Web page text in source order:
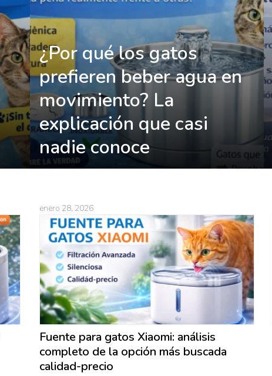
¿Por qué los gatos
prefieren beber agua en
movimiento? La
explicación que casi
nadie conoce
enero 28, 2026
Fuente para gatos Xiaomi: análisis
completo de la opción más buscada
calidad-precio